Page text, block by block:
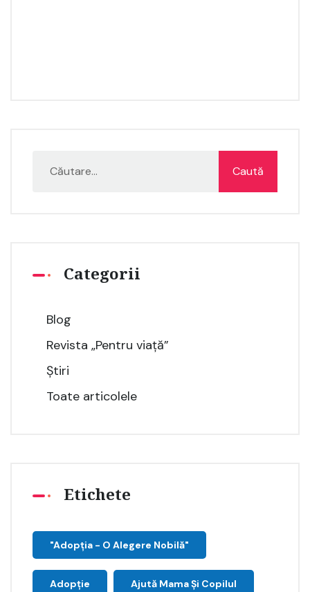
Categorii
Blog
Revista „Pentru viață”
Știri
Toate articolele
Etichete
"Adopţia - O Alegere Nobilă"
Adopție Ajută Mama Și Copilul